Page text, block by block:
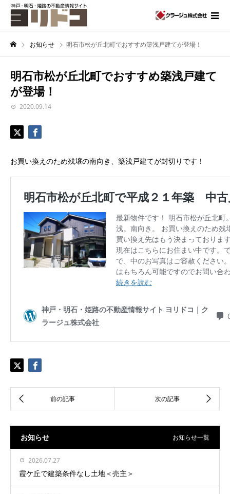
お知らせ 明石市松が丘北町でおすすめ築浅戸建てが登場！
明石市松が丘北町でおすすめ築浅戸建て
が登場！
2020.09.14
お買い換えのため残壌の南向き、築浅戸建てが封切りです！
お知らせ お知らせ一覧
2026.07.27
霞ケ丘で建築条件なし土地＜売主＞